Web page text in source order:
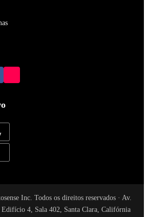
Inc. Todos os direitos reservados · Av.
4, Sala 402, Santa Clara, Califórnia